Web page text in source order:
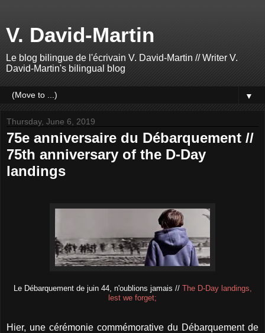
V. David-Martin
Le blog bilingue de l'écrivain V. David-Martin // Writer V.
David-Martin's bilingual blog
▼
Thursday, June 6, 2019
75e anniversaire du Débarquement //
75th anniversary of the D-Day
landings
Le Débarquement de juin 44, n'oublions jamais // The D-Day landings,
lest we forget;
Hier, une cérémonie commémorative du Débarquement de